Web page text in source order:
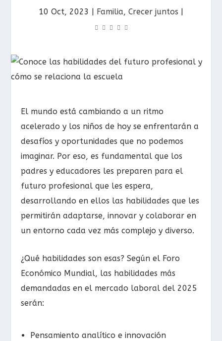
10 Oct, 2023 | Familia, Crecer juntos |
El mundo está cambiando a un ritmo
acelerado y los niños de hoy se enfrentarán a
desafíos y oportunidades que no podemos
imaginar. Por eso, es fundamental que los
padres y educadores les preparen para el
futuro profesional que les espera,
desarrollando en ellos las habilidades que les
permitirán adaptarse, innovar y colaborar en
un entorno cada vez más complejo y diverso.
¿Qué habilidades son esas? Según el Foro
Económico Mundial, las habilidades más
demandadas en el mercado laboral del 2025
serán:
Pensamiento analítico e innovación